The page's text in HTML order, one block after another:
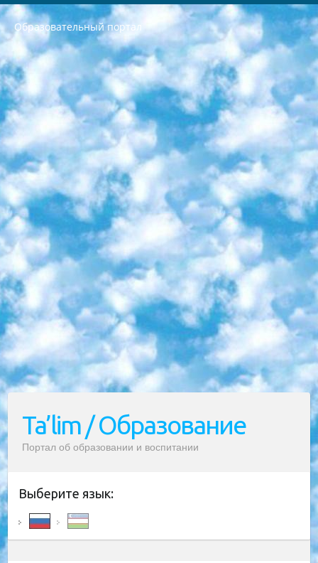
Образовательный портал
РЕСПУБЛИКА УЗБЕКИСТАН МИНИСТРЕРСТВО ДОШКОЛЬНОГО И ШКОЛЬНОГО ОБРАЗОВАНИЯ КОМАНДА в общеобразовательных учреждениях в 2023-2024 учебном году организация и проведение итоговой государственной аттестации обучающихся о Министра дошкольного и школьного образования Республики Узбекистан от 4 марта 2008 года (постановлением Минюста от 20 марта 2008 года № 1778 государственной регистрации) «Итоговое состояние учащихся общего среднего образования на основании положения об утверждении положения об аттестации общего среднего образования выпускной экзамен студентов в образовательных учреждениях в 2023-2024 учебном году В целях организации и прохождения аттестации приказываю: 1. Следующее: перечень предметов, по которым будет проводиться итоговая государственная аттестация и экзамен формы перевода согласно приложению 1; сертификаты международного образца, оценивающие уровень владения иностранными языками перечень согласно приложению 2; 2. Педагогический при специализированных образовательных учреждениях. научно-практический центр квалификации и международной оценки (Д.Давидова) 2024 г. До 25 марта: задания по предметам, по которым будет проводиться итоговая аттестация разработка и утверждение технических условий; итоговая аттестация на основании разработанного предметного задания разработка вопросов по предметам (устно и письменно), экзамен передача; общеобразовательные средние школы и специальные учебные заведения учащиеся выпускных классов школ и интернатов в агентской системе подготовка базы данных экзаменационных материалов и критериев оценки; перевод базы экзаменационных материалов на все языки обучения подать в Республиканский образовательный центр для изготовления; варианты экзаменов на основе разработанных контрольных материалов пусть будут поставлены задачи формирования. 3. Республиканский образовательный центр (Ш.Худайкулов) до 5 апреля 2024 года. до: база данных предоставленных экзаменационных материалов на все языки обучения перевод и экспертиза; для слепых, слабовидящих, глухих, слабослышащих и умственно отсталых детей учащиеся выпускных классов специализированных школ и школ-интернатов база данных экзаменационных материалов на всех преподаваемых языках подготовка критериев оценки; специализированные школы для умственно отсталых детей и технологии для учащихся выпускных классов школ-интернатов разработка соответствующих рекомендаций и критериев проведения ЕГЭ по естествознанию давать задания. 4. Педагогический при специализированных образовательных учреждениях. Научно-практический центр навыков и международной оценки (Д.Давидова), Республика образовательный центр (Худайкулов Ш.) итоговый государственный аттестационный экзамен ориентирован на творческое и логическое мышление при подготовке базы материалов учитывать введение заданий. 5. Следует отметить, что: сертификат государственного образца о знании общеобразовательного предмета и как минимум национальный уровень B1 по предметам на иностранных языках, указанным в Приложении 2. или международно признанный сертификат эквивалентного уровня студенты, изучающие определенный предмет, освобождаются от экзамена; по соответствующим предметам запланирована итоговая государственная аттестация за день до дня, путем жеребьевки Рабочей группой (в письменной форме по предметам, проводимым в форме) из числа сформированных вариантов выбрано 2 варианта; 2 выбранных варианта экзамена анонсированы на официальном сайте министерства и все выпускники по всей стране на основе этих вариантов проводит итоговую государственную аттестацию. 6. Государственное образование учащихся средних общеобразовательных учреждений. знания в соответствии с квалификационными требованиями, которые необходимо приобрести на основании стандартов итоговый (выпускной) контроль для 9 и 11 классов в целях тестирования Экзамены (далее – экзамены) состоят из предметов, перечисленных в приложении 1. будет сделано. 7. Экзамены пройдут с 26 мая по 15 июня 2024 г. (кроме науки физического воспитания). 8. Физическая для учащихся 9 классов общесредних образовательных учреждений. Экзамены по предмету «Образование, квалификация медицина» 1-6 мая 2024 года. сотрудники перевести под присмотр (с отклонениями в физическом или умственном развитии) специализированная школа для детей, школы-интернаты и со сколиозом школы-интернаты санаторного типа для больных детей исключены). 9. Он был слепым, слабовидящим и имел нарушения опорно-двигательного аппарата. экзамены в специализированных школах и интернатах для детей должны проводиться исходя из требований, предъявляемых к общеобразовательным учреждениям (физкультура кроме науки). 10. Специализированная школа для глухих и слабослышащих детей. и экзамены в интернатах и быть реализован в виде письменного теста по математике. 11. Специальность для умственно отсталых детей. Для 9 класса Родной язык и литературное письмо Государственный язык (язык обучения – узбекский). для неклассов) написано Математическое письмо Письменная/устная история Узбекистана Физическое воспитание практично Итоговый контроль Для 11 класса Написание родного языка и литературы (эссе) Математическое письмо Узбекский язык (обучение на узбекском языке) не посещающее общее среднее образование для учреждений)/Образовательное учреждение выбор письменный и устный Иностранный язык письменный/устный Письменная/устная история Узбекистана *По выбору студента:  Химия  Физика  Основы государственного права  География 10 бесплатных образовательных ресурсов - Мы составили подборку онлайн-проектов с интерактивными упражнениями, видеолекциями и статьями. Они помогут вам обрести новые и освежить старые знания бесплатно. 1. «ИНТУИТ» Старейшая образовательная площадка Рунета. Здесь вы найдёте сотни текстовых и видеокурсов на десятки различных тем — от программирования до психологии. Многие курсы подготовлены российскими университетами и крупными международными компаниями вроде Intel и Microsoft. Самостоятельное обучение бесплатное, но желающие могут оплатить услуги персональных наставников. 2. «Смартия» знакомит с актуальными профессиями и подсказывает, как им обучаться. Выбрав заинтересовавшую вас специальность — SMM-специалист, фотограф, веб-дизайнер или другую, — увидите список необходимых для неё умений. Чтобы вы могли освоить их самостоятельно, для каждого умения площадка отображает подборку ссылок на учебные материалы. Хотя «Смартия» ориентируется на русскоязычную аудиторию, часть контента всё же доступна только на английском. 3. «Лекторий Физтеха» Проект Московского физико-технического института (Физтеха). С его помощью вы можете смотреть онлайн серии лекций, записанные на видео в этом вузе. В числе доступных предметов — физика, биология, химия, информационные технологии и другие. К некоторым лекциям администрация ресурса прилагает готовые конспекты, которые можно скачивать в PDF-формате. 4. ITMOcourses Онлайн-площадка Санкт-Петербургского национального исследовательского университета информационных технологий, механики и оптики (ИТМО). Ресурс предоставляет свободный доступ к курсам, разработанным в этом вузе. Каталог материалов разбит на четыре категории: «Оптические системы и технологии», «Приборостроение и робототехника», «Информационные технологии» и «Биотехнологии». Курсы состоят из видеолекций, интерактивных демонстраций и заданий. 5. «КиберЛенинка» Электронная научная библиотека открытого доступа. Каталог площадки регулярно обрастает текстами статей из различных научных изданий. Сгруппированные по журналам и рубрикам публикации можно читать онлайн или скачивать целиком в PDF-формате. Проект нацелен на популяризацию науки за счёт открытого доступа к качественной информации. 6. «ПостНаука» На этом ресурсе публикуют подборки видеолекций, составленные экспертами из разных отраслей и объединённые общими темами. Среди них, к примеру, есть серии «Биоинформатика и геномика», «Культура средневековой Скандинавии» и Cinema Studies о теории кино. Каждая подборка лекций — логически связанная история, рассказанная экспертом от первого лица. Кроме того, на сайте появляются научно-образовательные статьи и тесты на разные темы. 7. «Newочём» Команда проекта «Newочём» отбирает самые интересные тексты из англоязычных СМИ и переводит те из них, за которые голосуют участники сообщества «ВКонтакте». По большей части это научно-популярные статьи. Редакторы придумывают лишь заголовки, в остальном содержание переводов соответствует оригиналам. Полные тексты можно читать прямо в социальной сети. 8. InternetUrok Онлайн-база материалов по основным дисциплинам школьной программы. Информация на сайте структурирована по классам, предметам и темам (урокам). Каждый урок состоит из видеолекций и конспектов. Есть также интерактивные тренажёры и тесты для закрепления пройденного материала. Даже если вы давно окончили школу, возможность повторить программу старших классов всегда может пригодиться. 9. Edutainme Ещё один ресурс об образовании. В отличие от Newtonew, как мне кажется, Edutainme больше ориентируется на представителей индустрии: педагогов, предпринимателей, разработчиков образовательных проектов. Но и любой, кто просто стремится к саморазвитию, найдёт на сайте много полезного и интересного для себя. Например, информацию о новых курсах и образовательных сервисах. 10. Newtonew Онлайн-медиа об образовании и обучении в широком смысле. Авторы Newtonew пишут об инструментах, заведениях, тактиках и стратегиях, которые помогают учить других и получать новые знания самостоятельно. На этой площадке вы найдёте новости, обзоры, аналитические мат
Ta’lim / Образование
Портал об образовании и воспитании
Выберите язык: